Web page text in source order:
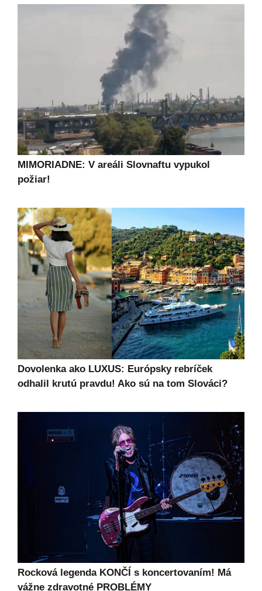
MIMORIADNE: V areáli Slovnaftu vypukol
požiar!
Dovolenka ako LUXUS: Európsky rebríček
odhalil krutú pravdu! Ako sú na tom Slováci?
Rocková legenda KONČÍ s koncertovaním! Má
vážne zdravotné PROBLÉMY